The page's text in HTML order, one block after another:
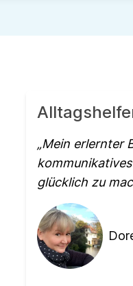
Mein erlernter
glücklich zu